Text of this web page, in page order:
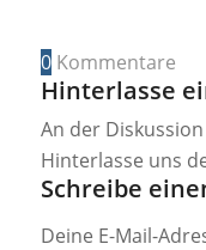
0 Kommentare
Hinterlasse
An der
Hinterlasse uns
Schreibe
Deine E-Mail-